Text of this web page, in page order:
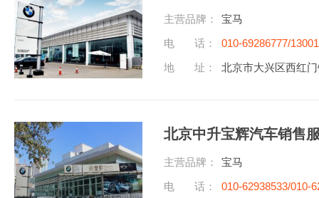
主营品牌：
宝马
电 话：
010-69286777/
地 址：
北京市大兴区西红
北京中升宝辉汽车销售
主营品牌：
宝马
电 话：
010-62938533/010-